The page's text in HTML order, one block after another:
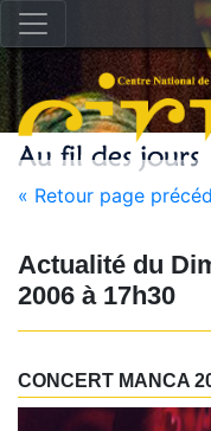
« Retour page
Actualité du
2006 à17h30
CONCERT MANCA